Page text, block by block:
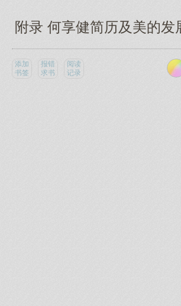
附录 何享健简历及美的发
添加
书签
报错
求书
阅读
记录